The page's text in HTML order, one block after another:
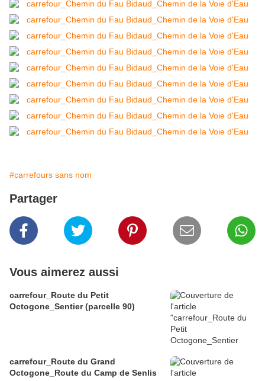
#carrefours sans nom
Partager
Vous aimerez aussi
carrefour_Route du Petit
Octogone_Sentier (parcelle 90)
carrefour_Route du Grand
Octogone_Route du Camp de Senlis